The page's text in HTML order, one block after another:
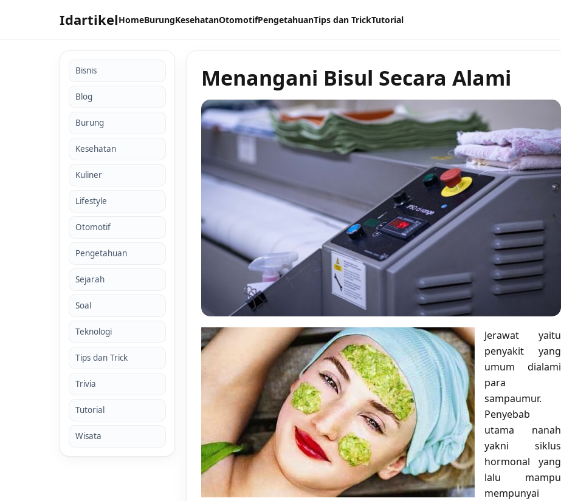
IdartikelHomeBurungKesehatanOtomotifPengetahuanTips dan TrickTutorial
Bisnis
Blog
Burung
Kesehatan
Kuliner
Lifestyle
Otomotif
Pengetahuan
Sejarah
Soal
Teknologi
Tips dan Trick
Trivia
Tutorial
Wisata
Menangani Bisul Secara Alami
Jerawat yaitu
penyakit yang
umum dialami
para
sampaumur.
Penyebab
utama nanah
yakni siklus
hormonal yang
lalu mampu
mempunyai